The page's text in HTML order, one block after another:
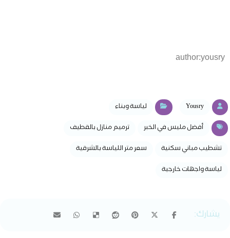
author:yousry
Yousry
لياسة وبناء
أفضل مليس في الخبر
ترميم منازل بالقطيف
تشطيب مباني سكنية
سعر متر اللياسة بالشرقية
لياسة واجهات خارجية